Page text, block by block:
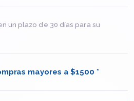
un plazo de 30 días para su
mayores a $1500 *